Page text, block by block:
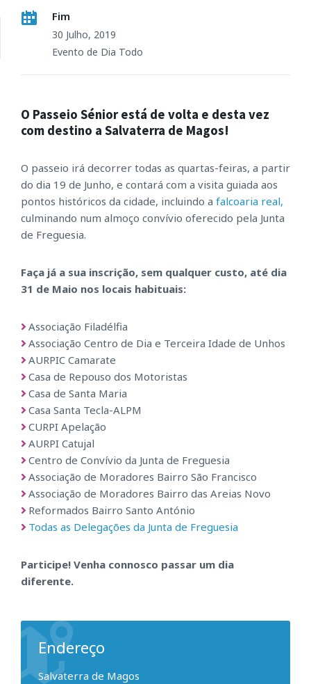
Fim
30 Julho, 2019
Evento de Dia Todo
O Passeio Sénior está de volta e desta vez
com destino a Salvaterra de Magos!
O passeio irá decorrer todas as quartas-feiras, a partir
do dia 19 de Junho, e contará com a visita guiada aos
pontos históricos da cidade, incluindo a falcoaria real,
culminando num almoço convívio oferecido pela Junta
de Freguesia.
Faça já a sua inscrição, sem qualquer custo, até dia
31 de Maio nos locais habituais:
Associação Filadélfia
Associação Centro de Dia e Terceira Idade de Unhos
AURPIC Camarate
Casa de Repouso dos Motoristas
Casa de Santa Maria
Casa Santa Tecla-ALPM
CURPI Apelação
AURPI Catujal
Centro de Convívio da Junta de Freguesia
Associação de Moradores Bairro São Francisco
Associação de Moradores Bairro das Areias Novo
Reformados Bairro Santo António
Todas as Delegações da Junta de Freguesia
Participe! Venha connosco passar um dia
diferente.
Endereço
Salvaterra de Magos